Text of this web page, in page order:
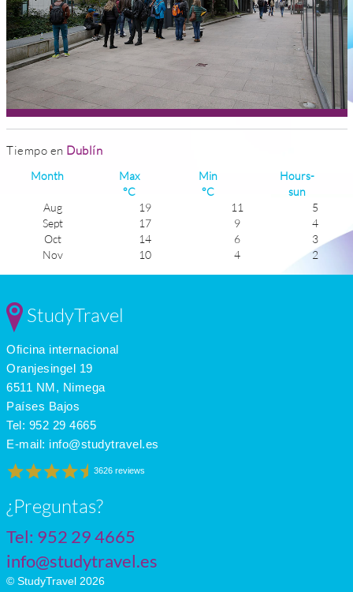
Tiempo en Dublín
Month
Max
°C
Min
°C
Hours-
sun
Aug
19 11
5
Sept
17 9
4
Oct
14 6
3
Nov
10 4
2
Mar
May
June
July
StudyTravel
Oficina internacional
Oranjesingel 19
6511 NM, Nimega
Países Bajos
Tel: 952 29 4665
E-mail: info@studytravel.es
3626 reviews
¿Preguntas?
Tel: 952 29 4665
info@studytravel.es
© StudyTravel 2026